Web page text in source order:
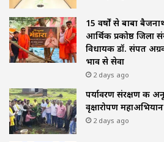
15 वर्षों से बाबा
आर्थिक प्रकोष्ठ जिला
विधायक डॉ. संपत
भाव से सेवा
2 days ago
पर्यावरण संरक्षण की
वृक्षारोपण
2 days ago